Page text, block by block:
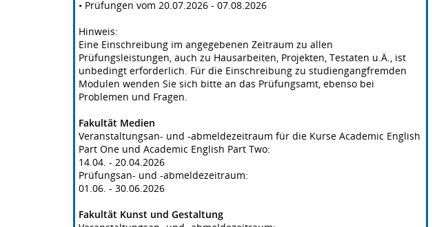
• Prüfungen vom 20.07.2026 - 07.08.2026
Hinweis:
Eine Einschreibung im angegebenen Zeitraum zu allen
Prüfungsleistungen, auch zu Hausarbeiten, Projekten, Testaten u.Ä., ist
unbedingt erforderlich. Für die Einschreibung zu studiengangfremden
Modulen wenden Sie sich bitte an das Prüfungsamt, ebenso bei
Problemen und Fragen.
Fakultät Medien
Veranstaltungsan- und -abmeldezeitraum für die Kurse Academic English
Part One und Academic English Part Two:
14.04. - 20.04.2026
Prüfungsan- und -abmeldezeitraum:
01.06. - 30.06.2026
Fakultät Kunst und Gestaltung